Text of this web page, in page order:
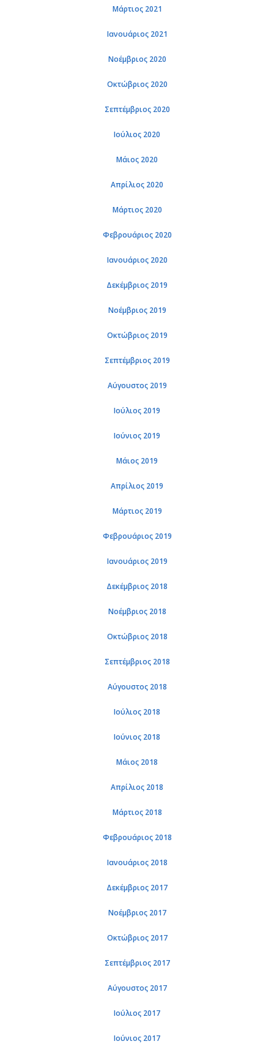
Μάρτιος 2021
Ιανουάριος 2021
Νοέμβριος 2020
Οκτώβριος 2020
Σεπτέμβριος 2020
Ιούλιος 2020
Μάιος 2020
Απρίλιος 2020
Μάρτιος 2020
Φεβρουάριος 2020
Ιανουάριος 2020
Δεκέμβριος 2019
Νοέμβριος 2019
Οκτώβριος 2019
Σεπτέμβριος 2019
Αύγουστος 2019
Ιούλιος 2019
Ιούνιος 2019
Μάιος 2019
Απρίλιος 2019
Μάρτιος 2019
Φεβρουάριος 2019
Ιανουάριος 2019
Δεκέμβριος 2018
Νοέμβριος 2018
Οκτώβριος 2018
Σεπτέμβριος 2018
Αύγουστος 2018
Ιούλιος 2018
Ιούνιος 2018
Μάιος 2018
Απρίλιος 2018
Μάρτιος 2018
Φεβρουάριος 2018
Ιανουάριος 2018
Δεκέμβριος 2017
Νοέμβριος 2017
Οκτώβριος 2017
Σεπτέμβριος 2017
Αύγουστος 2017
Ιούλιος 2017
Ιούνιος 2017